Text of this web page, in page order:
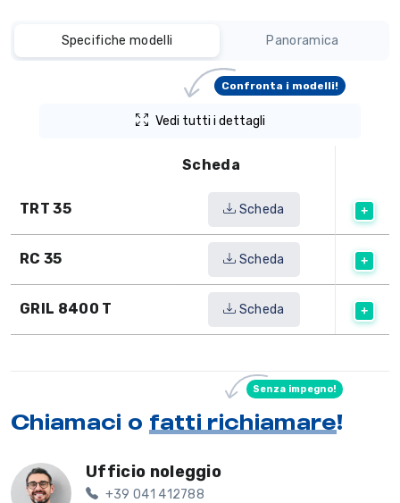
Specifiche modelli Panoramica
Vedi tutti i dettagli
Confronta i modelli!
Scheda
TRT 35 Scheda
RC 35 Scheda
GRIL 8400 T Scheda
Chiamaci o fatti richiamare!
Senza impegno!
Ufficio noleggio
+39 041 412788